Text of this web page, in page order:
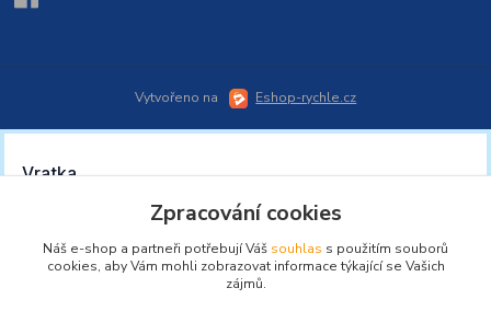
Vytvořeno na Eshop-rychle.cz
Zpracování cookies
Náš e-shop a partneři potřebují Váš souhlas s použitím souborů
cookies, aby Vám mohli zobrazovat informace týkající se Vašich
zájmů.